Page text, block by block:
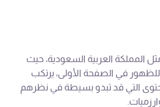
العربية السعودية، حيث
للظهور في الصفحة الأولى، يرتكب
التي قد تبدو بسيطة في نظرهم